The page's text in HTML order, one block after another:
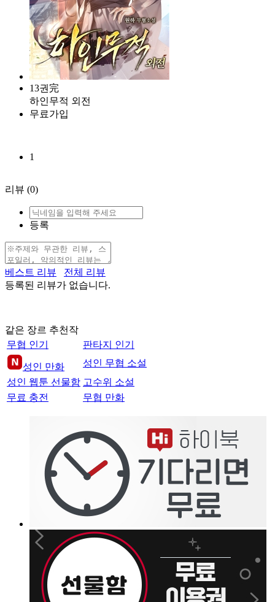
13권完
하인무적 외전
무료가입
1
리뷰 (0)
등록
베스트 리뷰
전체 리뷰
등록된 리뷰가 없습니다.
같은 장르 추천작
무협 인기
판타지 인기
성인 만화
성인 무협 소설
성인 웹툰 선물함 고수위 소설
무료 충전
무협 만화